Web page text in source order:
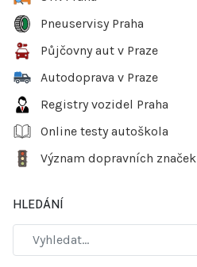
Pneuservisy Praha
Půjčovny aut v Praze
Autodoprava v Praze
Registry vozidel Praha
Online testy autoškola
Význam dopravních značek
HLEDÁNÍ